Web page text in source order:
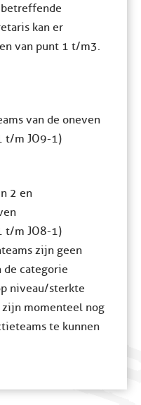
kan er
van punt 1 t/m3.
van de oneven
t/m JO9-1)
2 en
t/m JO8-1)
zijn geen
de categorie
niveau/sterkte
momenteel nog
te kunnen